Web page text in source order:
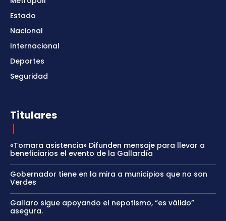
Estado
Nacional
Internacional
Deportes
Seguridad
Titulares
«Tomara asistencia» Difunden mensaje para llevar a
beneficiarios el evento de la Gallardía
Gobernador tiene en la mira a municipios que no son
Verdes
Gallaro sigue apoyando el nepotismo, “es válido”
asegura.